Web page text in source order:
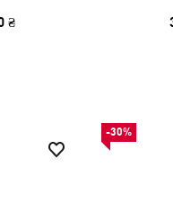
₴
-30%